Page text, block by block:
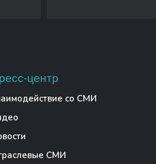
центр
со СМИ
СМИ